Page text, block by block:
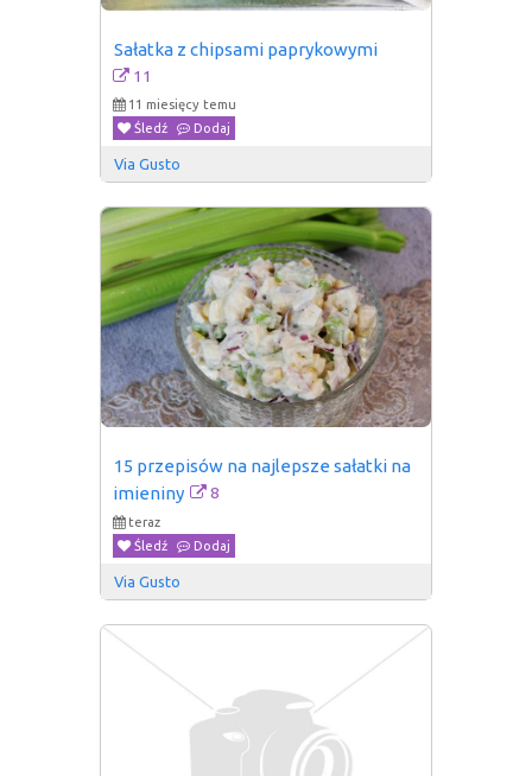
Sałatka z chipsami paprykowymi
11
11 miesięcy temu
Śledź
Dodaj
Via Gusto
15 przepisów na najlepsze sałatki na
imieniny
8
teraz
Śledź
Dodaj
Via Gusto